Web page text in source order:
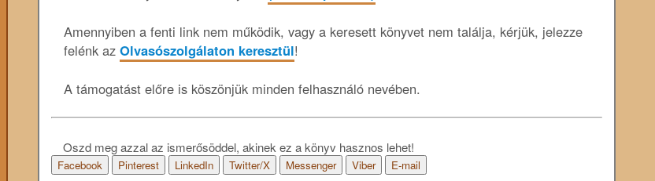
Amennyiben a fenti link nem működik, vagy a keresett könyvet nem találja, kérjük, jelezze
felénk az Olvasószolgálaton keresztül!
A támogatást előre is köszönjük minden felhasználó nevében.
Oszd meg azzal az ismerősöddel, akinek ez a könyv hasznos lehet!
Facebook Pinterest LinkedIn Twitter/X Messenger Viber E-mail